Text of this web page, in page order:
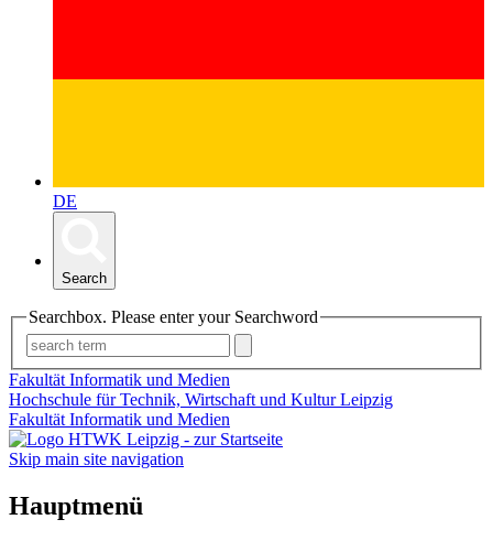
DE
Search
Searchbox. Please enter your Searchword
Fakultät Informatik und Medien
Hochschule für Technik, Wirtschaft und Kultur Leipzig
Fakultät Informatik und Medien
Skip main site navigation
Hauptmenü